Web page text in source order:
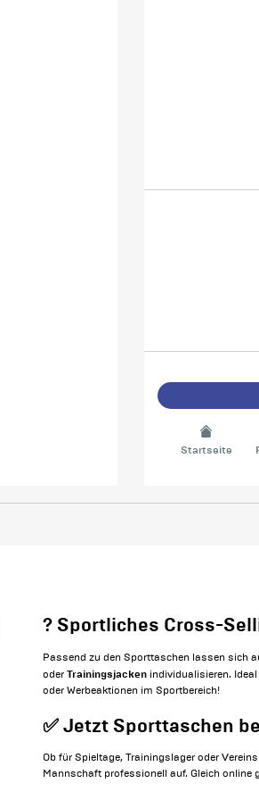
Startseite
? Sportliches Cross-
Passend zu den Sporttaschen lassen sich
oder Trainingsjacken individualisieren.
oder Werbeaktionen im Sportbereich!
✅ Jetzt Sporttaschen
Ob für Spieltage, Trainingslager oder
Mannschaft professionell auf. Gleich